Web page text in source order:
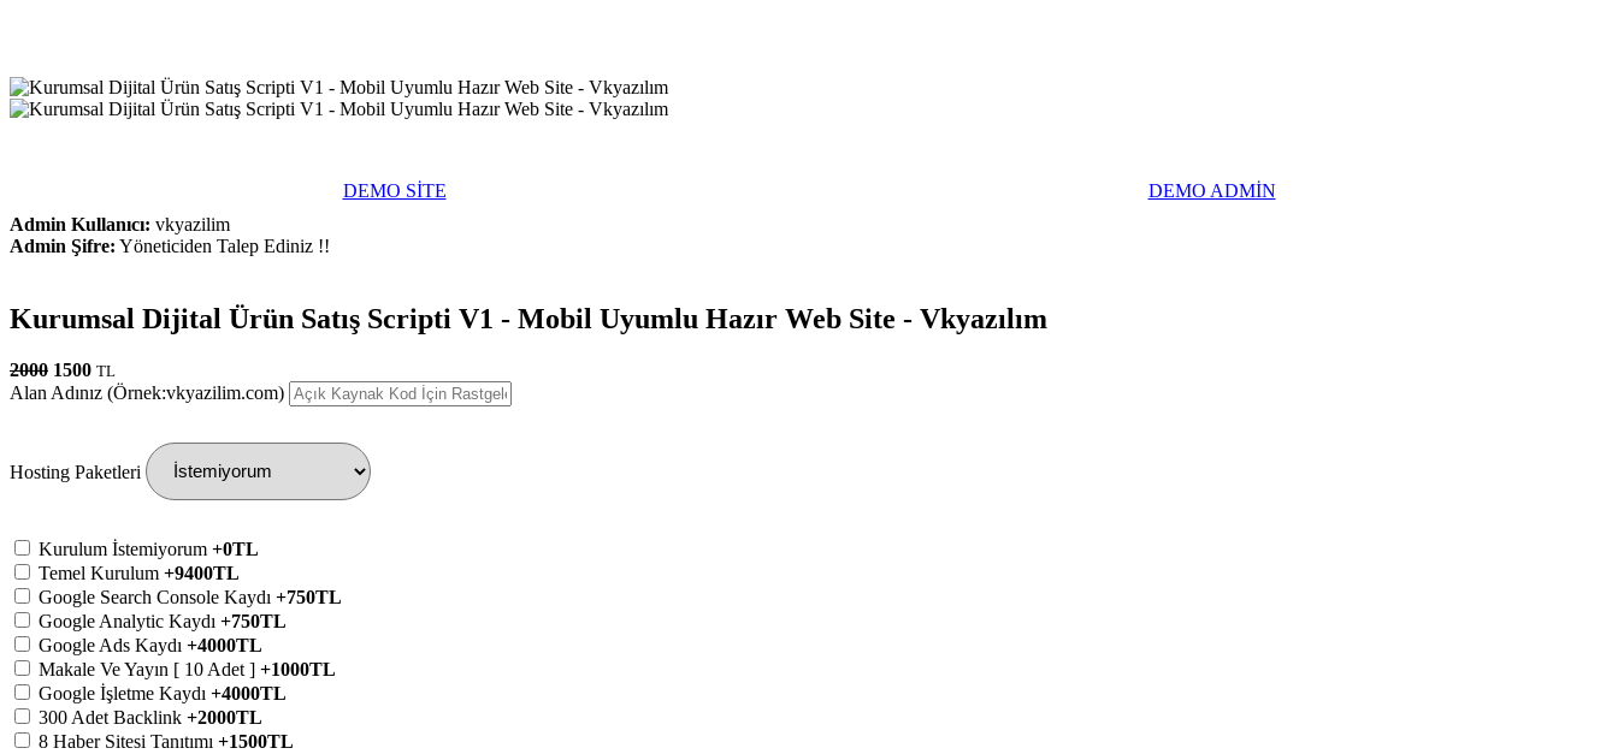
DEMO SİTE
DEMO ADMİN
Admin Kullanıcı: vkyazilim
Admin Şifre: Yöneticiden Talep Ediniz !!
Kurumsal Dijital Ürün Satış Scripti V1 - Mobil Uyumlu Hazır Web Site - Vkyazılım
2000 1500 TL
Alan Adınız (Örnek:vkyazilim.com)
Hosting Paketleri
Kurulum İstemiyorum +0TL
Temel Kurulum +9400TL
Google Search Console Kaydı +750TL
Google Analytic Kaydı +750TL
Google Ads Kaydı +4000TL
Makale Ve Yayın [ 10 Adet ] +1000TL
Google İşletme Kaydı +4000TL
300 Adet Backlink +2000TL
8 Haber Sitesi Tanıtımı +1500TL